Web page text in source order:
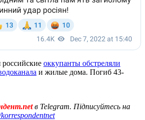
оккупанты обстреляли
и жилые дома. Погиб 43-
в Telegram. Підписуйтесь на